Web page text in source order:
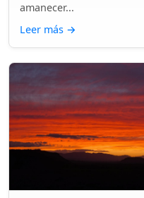
amanecer...
Leer más →